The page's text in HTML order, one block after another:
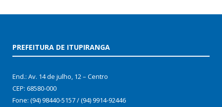
PREFEITURA DE ITUPIRANGA
End.: Av. 14 de julho, 12 – Centro
CEP: 68580-000
Fone: (94) 98440-5157 / (94) 9914-92446